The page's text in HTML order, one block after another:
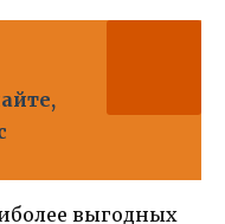
выгодных